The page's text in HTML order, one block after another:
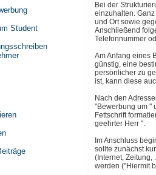
Student
Bei der
einzuhalten.
und Ort sowie
Anschließend
Telefonnummer
Am Anfang eines
günstig, eine
persönlicher zu
ist, kann diese
Nach den
"Bewerbung um "
Fettschrift
geehrter Herr ".
Im Anschluss
sollte zunächst
(Internet, Zeitung,
werden ("Hiermit